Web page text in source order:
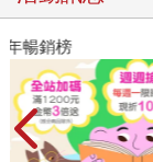
夏日閱讀大冒險